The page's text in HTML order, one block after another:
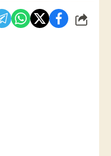
شارك